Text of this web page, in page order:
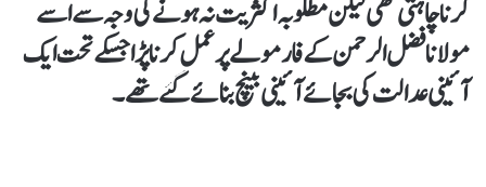
کرنا چاہتی تھی لیکن مطلوبہ اکثریت نہ ہونے کی وجہ سے اسے
مولانا فضل الرحمن کے فارمولے پر عمل کرنا پڑا جسکے تحت ایک
آئینی عدالت کی بجائے آئینی بینچ بنائے گئے تھے۔